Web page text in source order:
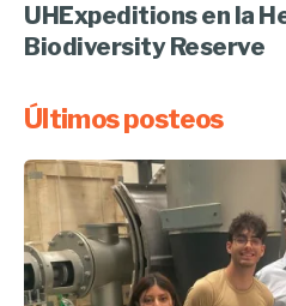
UHExpeditions en la
Biodiversity Reserve
Últimos posteos